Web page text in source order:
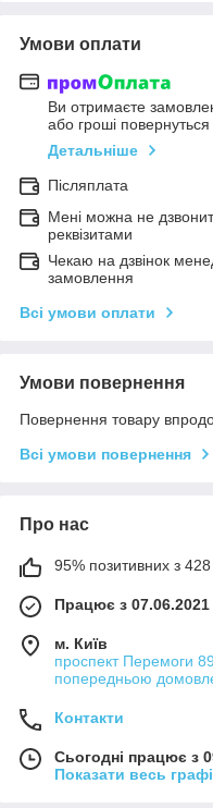
Умови оплати
Ви отримаєте
або гроші
Детальніше
Післяплата
Мені можна не
реквізитами
Чекаю на дзвінок
замовлення
Всі умови оплати
Умови повернення
Повернення товару
Всі умови повернення
Про нас
95% позитивних з 428
Працює з 07.06.2021
м. Київ
проспект Перемоги
попередньою
Контакти
Сьогодні працює з
Показати весь